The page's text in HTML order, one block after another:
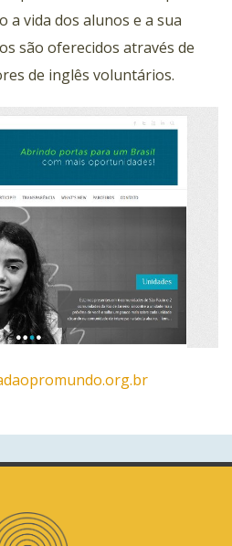
vida dos alunos e a sua
são oferecidos através de
de inglês voluntários.